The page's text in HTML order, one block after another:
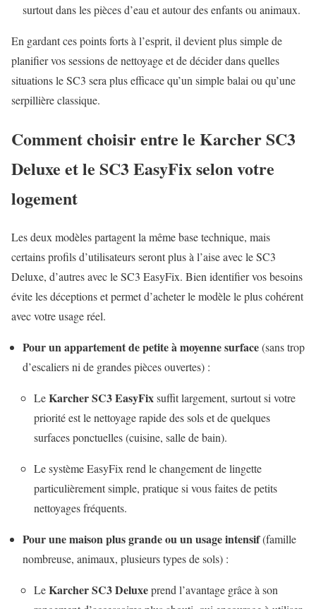
surtout dans les pièces d’eau et autour des enfants ou animaux.
En gardant ces points forts à l’esprit, il devient plus simple de
planifier vos sessions de nettoyage et de décider dans quelles
situations le SC3 sera plus efficace qu’un simple balai ou qu’une
serpillière classique.
Comment choisir entre le Karcher SC3
Deluxe et le SC3 EasyFix selon votre
logement
Les deux modèles partagent la même base technique, mais
certains profils d’utilisateurs seront plus à l’aise avec le SC3
Deluxe, d’autres avec le SC3 EasyFix. Bien identifier vos besoins
évite les déceptions et permet d’acheter le modèle le plus cohérent
avec votre usage réel.
Pour un appartement de petite à moyenne surface(sans trop
d’escaliers ni de grandes pièces ouvertes) :
LeKarcher SC3 EasyFixsuffit largement, surtout si votre
priorité est le nettoyage rapide des sols et de quelques
surfaces ponctuelles (cuisine, salle de bain).
Le système EasyFix rend le changement de lingette
particulièrement simple, pratique si vous faites de petits
nettoyages fréquents.
Pour une maison plus grande ou un usage intensif(famille
nombreuse, animaux, plusieurs types de sols) :
LeKarcher SC3 Deluxeprend l’avantage grâce à son